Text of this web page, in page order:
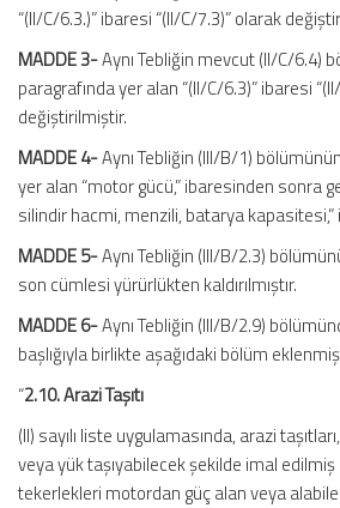
“(II/C/6.3.)” ibaresi “(II/C/7.3)” olarak
MADDE 3-Aynı Tebliğin mevcut (II/C/6.4)
paragrafında yer alan “(II/C/6.3)” ibaresi
değiştirilmiştir.
MADDE 4-Aynı Tebliğin (III/B/1)
yer alan “motor gücü,” ibaresinden sonra
silindir hacmi, menzili, batarya
MADDE 5-Aynı Tebliğin (III/B/2.3)
son cümlesi yürürlükten kaldırılmıştır.
MADDE 6-Aynı Tebliğin (III/B/2.9)
başlığıyla birlikte aşağıdaki bölüm
“2.10. Arazi Taşıtı
(II) sayılı liste uygulamasında, arazi
veya yük taşıyabilecek şekilde imal
tekerlekleri motordan güç alan veya